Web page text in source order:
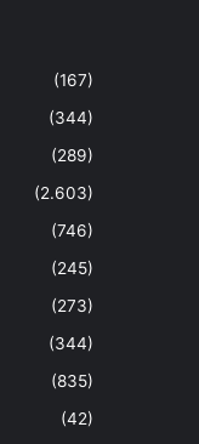
(167)
(344)
(289)
(2.603)
(746)
(245)
(273)
(344)
(835)
(42)